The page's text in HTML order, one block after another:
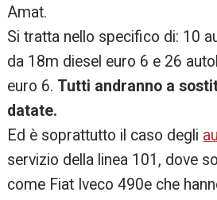
Amat.
Si tratta nello specifico di: 10
da 18m diesel euro 6 e 26
euro 6. Tutti andranno a
datate.
Ed è soprattutto il caso degli
servizio della linea 101, dove
come Fiat Iveco 490e che